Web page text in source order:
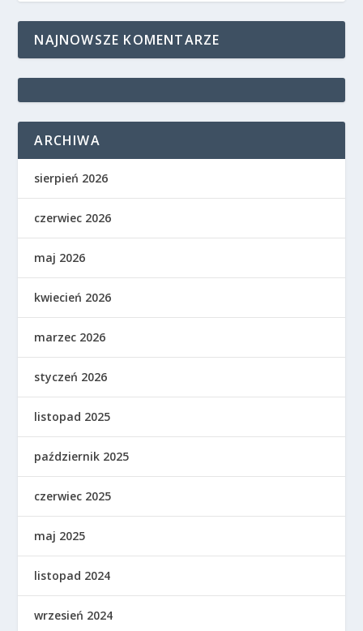
NAJNOWSZE KOMENTARZE
ARCHIWA
sierpień 2026
czerwiec 2026
maj 2026
kwiecień 2026
marzec 2026
styczeń 2026
listopad 2025
październik 2025
czerwiec 2025
maj 2025
listopad 2024
wrzesień 2024